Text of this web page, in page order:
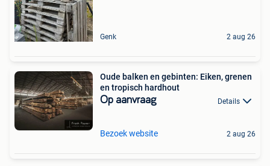
Genk 2 aug 26
Oude balken en gebinten: Eiken, grenen
en tropisch hardhout
Op aanvraag Details
Bezoek website 2 aug 26